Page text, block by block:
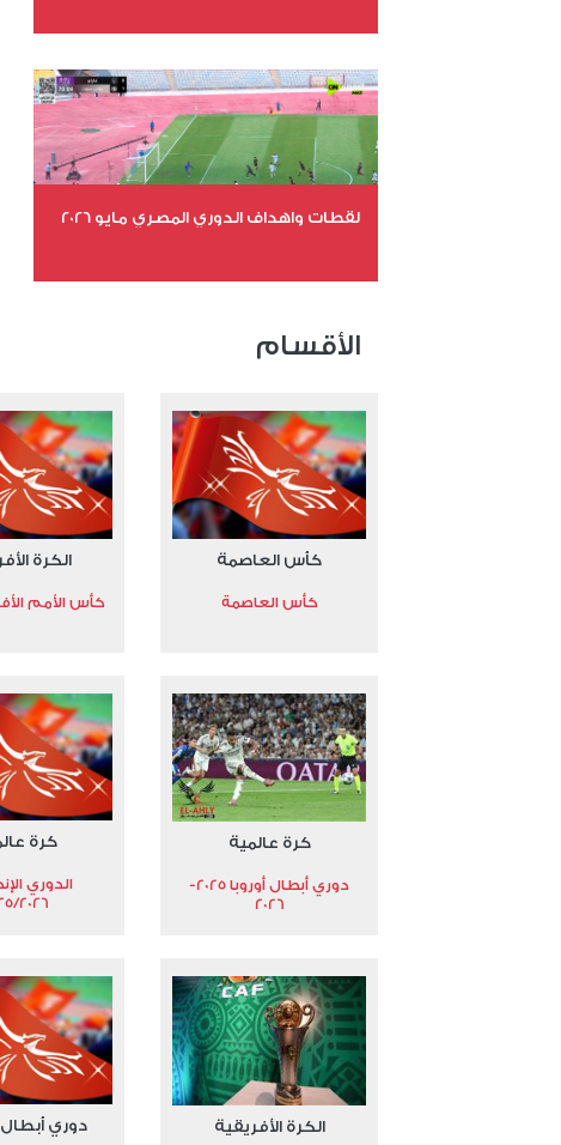
عدد المشاهدات 10769
لقطات واهداف الدوري المصري مايو 2026
الأقسام
كأس العاصمة
كأس العاصمة
الكرة
كأس الأمم
كرة عالمية
دوري أبطال أوروبا 2025-
2026
كرة
الدوري
2026
الكرة الأفريقية دوري أبطال